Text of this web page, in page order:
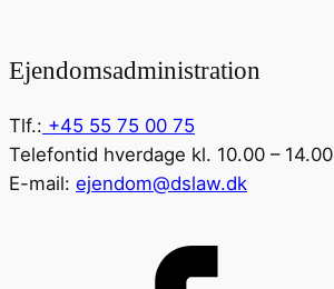
Ejendomsadministration
Tlf.: +45 55 75 00 75
Telefontid hverdage kl. 10.00 – 14.00
E-mail: ejendom@dslaw.dk